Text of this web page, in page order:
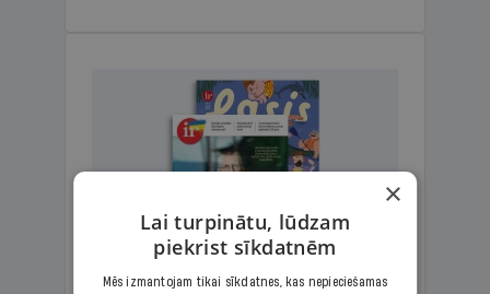
×
Lai turpinātu, lūdzam
piekrist sīkdatnēm
Mēs izmantojam tikai sīkdatnes, kas nepieciešamas